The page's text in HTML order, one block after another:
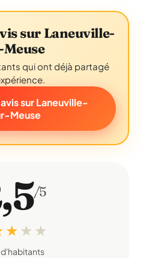
sur Laneuville-
qui ont déjà partagé
sur Laneuville-
Meuse
/5
★ ★ ★
d'habitants